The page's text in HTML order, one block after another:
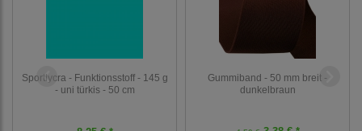
Sportlycra - Funktionsstoff - 145 g
- uni türkis - 50 cm
Gummiband - 50 mm breit -
dunkelbraun